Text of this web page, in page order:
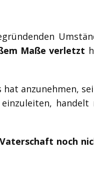
Maße verletzt
anzunehmen,
handelt
noch